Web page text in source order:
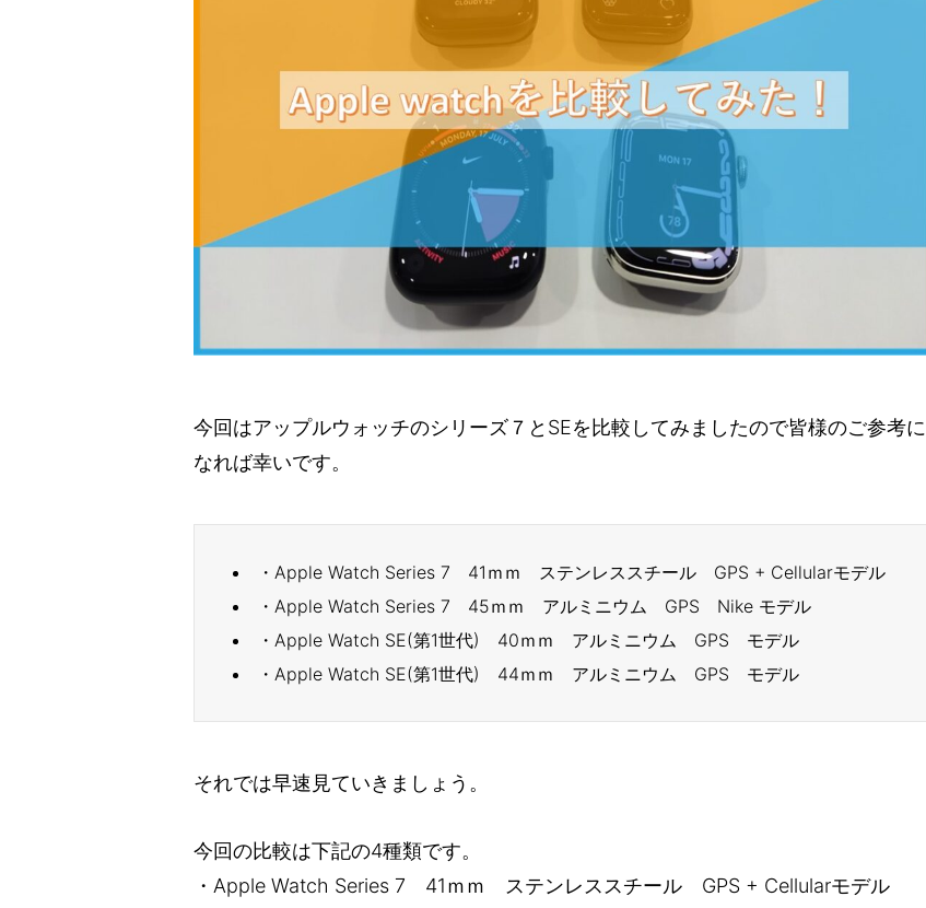
今回はアップルウォッチのシリーズ７とSEを比較してみましたので皆様のご参考に
なれば幸いです。
・Apple Watch Series 7 41ｍｍ ステンレススチール GPS + Cellularモデル
・Apple Watch Series 7 45ｍｍ アルミニウム GPS Nike モデル
・Apple Watch SE(第1世代) 40ｍｍ アルミニウム GPS モデル
・Apple Watch SE(第1世代) 44ｍｍ アルミニウム GPS モデル
それでは早速見ていきましょう。
今回の比較は下記の4種類です。
・Apple Watch Series 7 41ｍｍ ステンレススチール GPS + Cellularモデル